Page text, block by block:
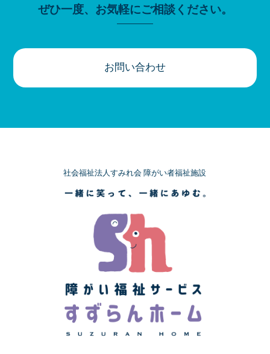
ぜひ一度、お気軽にご相談ください。
お問い合わせ
社会福祉法人すみれ会 障がい者福祉施設